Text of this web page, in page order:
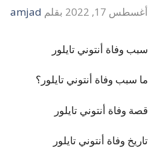
أغسطس 17, 2022 بقلم amjad
سبب وفاة أنتوني تايلور
ما سبب وفاة أنتوني تايلور؟
قصة وفاة أنتوني تايلور
تاريخ وفاة أنتوني تايلور